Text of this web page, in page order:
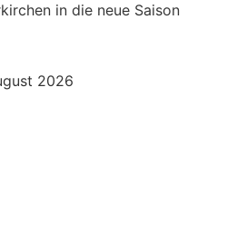
in die neue Saison
2026